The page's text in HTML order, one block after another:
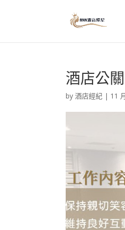
酒店公
by酒店經紀 | 11